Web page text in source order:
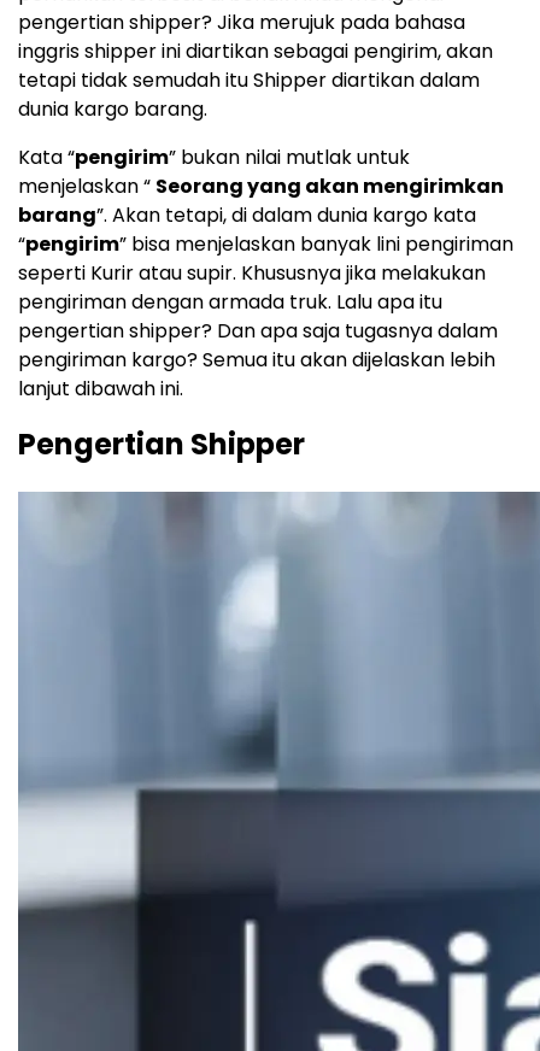
pengertian shipper? Jika merujuk pada bahasa
inggris shipper ini diartikan sebagai pengirim, akan
tetapi tidak semudah itu Shipper diartikan dalam
dunia kargo barang.
Kata “pengirim” bukan nilai mutlak untuk
menjelaskan “ Seorang yang akan mengirimkan
barang”. Akan tetapi, di dalam dunia kargo kata
“pengirim” bisa menjelaskan banyak lini pengiriman
seperti Kurir atau supir. Khususnya jika melakukan
pengiriman dengan armada truk. Lalu apa itu
pengertian shipper? Dan apa saja tugasnya dalam
pengiriman kargo? Semua itu akan dijelaskan lebih
lanjut dibawah ini.
Pengertian Shipper